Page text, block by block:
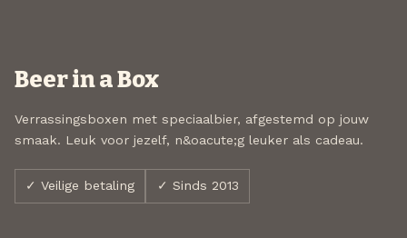
Beer in a Box
Verrassingsboxen met speciaalbier, afgestemd op jouw
smaak. Leuk voor jezelf, n&oacute;g leuker als cadeau.
✓ Veilige betaling ✓ Sinds 2013